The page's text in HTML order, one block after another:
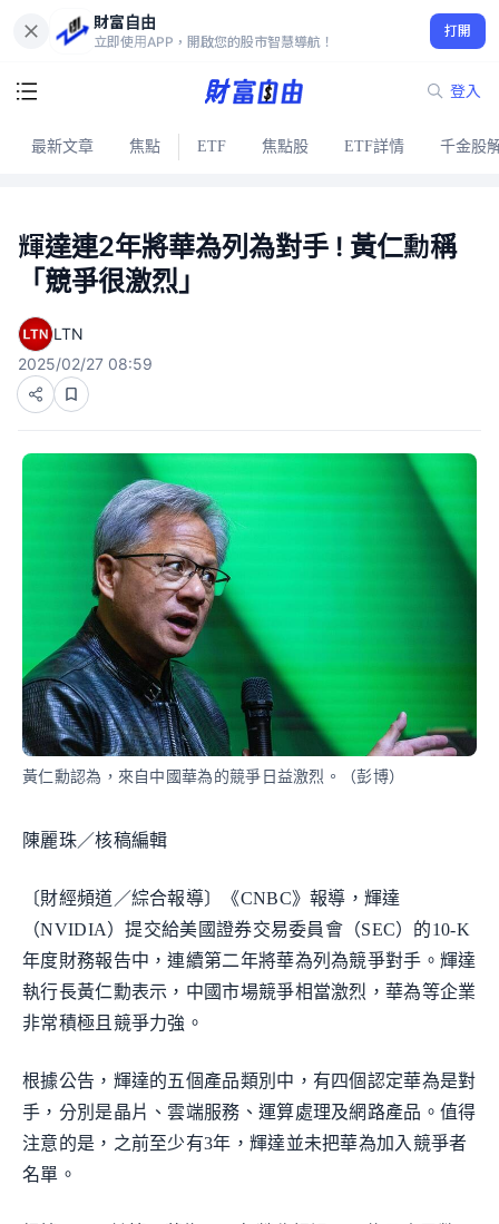
財富自由
立即使用APP，開啟您的股市智慧導航！
打開
登入
最新文章 焦點 ETF 焦點股 ETF詳情 千金股
輝達連2年將華為列為對手 ! 黃仁勳稱
「競爭很激烈」
LTN
2025/02/27 08:59
黃仁勳認為，來自中國華為的競爭日益激烈。（彭博）
陳麗珠／核稿編輯
〔財經頻道／綜合報導〕《CNBC》報導，輝達
（NVIDIA）提交給美國證券交易委員會（SEC）的10-K
年度財務報告中，連續第二年將華為列為競爭對手。輝達
執行長黃仁勳表示，中國市場競爭相當激烈，華為等企業
非常積極且競爭力強。
根據公告，輝達的五個產品類別中，有四個認定華為是對
手，分別是晶片、雲端服務、運算處理及網路產品。值得
注意的是，之前至少有3年，輝達並未把華為加入競爭者
名單。